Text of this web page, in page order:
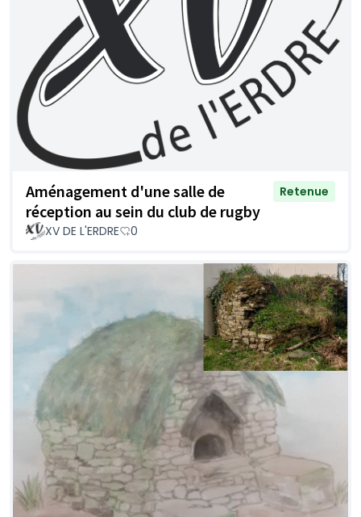
Aménagement d'une salle de
réception au sein du club de rugby
Retenue
XV DE L'ERDRE 0